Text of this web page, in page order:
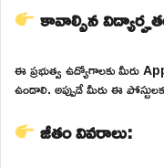
కావాల్సిన
ఈ ప్రభుత్వ ఉద్యోగాలకు మీరు
ఉండాలి. అప్పుడే మీరు ఈ
జీతం వివరాలు: